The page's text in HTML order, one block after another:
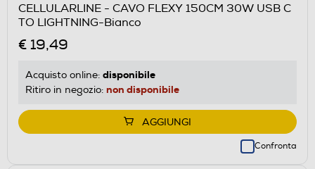
CELLULARLINE - CAVO FLEXY 150CM 30W USB C
TO LIGHTNING-Bianco
€ 19,49
Acquisto online: disponibile
Ritiro in negozio: non disponibile
AGGIUNGI
Confronta